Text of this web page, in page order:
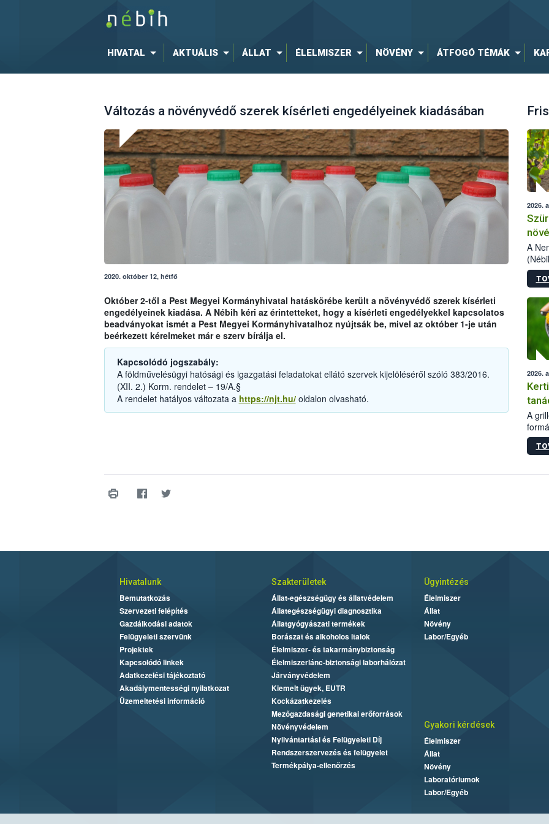
HIVATAL AKTUÁLIS ÁLLAT ÉLELMISZER NÖVÉNY ÁTFOGÓ TÉMÁK
Változás a növényvédő szerek kísérleti engedélyeinek kiadásában
2020. október 12, hétfő
Október 2-től a Pest Megyei Kormányhivatal hatáskörébe került a növényvédő szerek kísérleti
engedélyeinek kiadása. A Nébih kéri az érintetteket, hogy a kísérleti engedélyekkel kapcsolatos
beadványokat ismét a Pest Megyei Kormányhivatalhoz nyújtsák be, mivel az október 1-je után
beérkezett kérelmeket már e szerv bírálja el.
Kapcsolódó jogszabály:
A földművelésügyi hatósági és igazgatási feladatokat ellátó szervek kijelöléséről szóló 383/2016.
(XII. 2.) Korm. rendelet – 19/A.§
A rendelet hatályos változata a https://njt.hu/oldalon olvasható.
2026.
A
Az
2026.
A
a
Hivatalunk
Bemutatkozás
Szervezeti felépítés
Gazdálkodási adatok
Felügyeleti szervünk
Projektek
Kapcsolódó linkek
Adatkezelési tájékoztató
Akadálymentességi nyilatkozat
Üzemeltetési információ
Szakterületek
Állat-egészségügy és állatvédelem
Állategészségügyi diagnosztika
Állatgyógyászati termékek
Borászat és alkoholos italok
Élelmiszer- és takarmánybiztonság
Élelmiszerlánc-biztonsági laborhálózat
Járványvédelem
Kiemelt ügyek, EUTR
Kockázatkezelés
Mezőgazdasági genetikai erőforrások
Növényvédelem
Nyilvántartási és Felügyeleti Díj
Rendszerszervezés és felügyelet
Termékpálya-ellenőrzés
Ügyintézés
Élelmiszer
Állat
Növény
Labor/Egyéb
Gyakori kérdések
Élelmiszer
Állat
Növény
Laboratóriumok
Labor/Egyéb